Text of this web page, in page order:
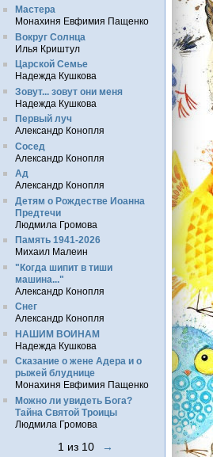
Мастера
Монахиня Евфимия Пащенко
Вокруг Солнца
Илья Криштул
Царской Семье
Надежда Кушкова
Зовут... зовут они меня
Надежда Кушкова
Первый луч
Александр Конопля
Сосед
Александр Конопля
Ад
Александр Конопля
Детям о Рождестве Иоанна
Предтечи
Людмила Громова
Память 1941-2026
Михаил Малеин
"Когда шипит в тиши
машина..."
Александр Конопля
Снег
Александр Конопля
НАШИМ ВОИНАМ
Надежда Кушкова
Сказание о жене Адера и о
рыжей блуднице
Монахиня Евфимия Пащенко
Можно ли увидеть Бога?
Тайна Святой Троицы
Людмила Громова
1 из 10 →